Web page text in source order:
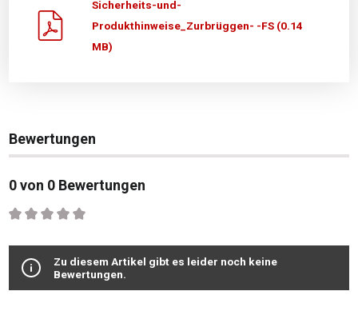
Sicherheits-und-
Produkthinweise_Zurbrüggen- -FS (0.14
MB)
Bewertungen
0 von 0 Bewertungen
Durchschnittliche Bewertung von 0 von 5 Sternen
Zu diesem Artikel gibt es leider noch keine
Bewertungen.